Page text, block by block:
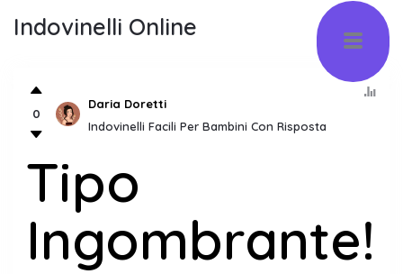
Indovinelli Online
0
Daria Doretti
Indovinelli Facili Per Bambini Con Risposta
Tipo
Ingombrante!